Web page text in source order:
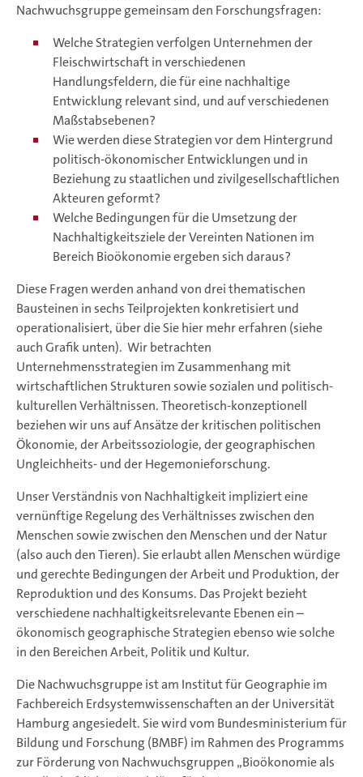
Nachwuchsgruppe gemeinsam den Forschungsfragen:
Welche Strategien verfolgen Unternehmen der
Fleischwirtschaft in verschiedenen
Handlungsfeldern, die für eine nachhaltige
Entwicklung relevant sind, und auf verschiedenen
Maßstabsebenen?
Wie werden diese Strategien vor dem Hintergrund
politisch-ökonomischer Entwicklungen und in
Beziehung zu staatlichen und zivilgesellschaftlichen
Akteuren geformt?
Welche Bedingungen für die Umsetzung der
Nachhaltigkeitsziele der Vereinten Nationen im
Bereich Bioökonomie ergeben sich daraus?
Diese Fragen werden anhand von drei thematischen
Bausteinen in sechs Teilprojekten konkretisiert und
operationalisiert, über die Sie hier mehr erfahren (siehe
auch Grafik unten). Wir betrachten
Unternehmensstrategien im Zusammenhang mit
wirtschaftlichen Strukturen sowie sozialen und politisch-
kulturellen Verhältnissen. Theoretisch-konzeptionell
beziehen wir uns auf Ansätze der kritischen politischen
Ökonomie, der Arbeitssoziologie, der geographischen
Ungleichheits- und der Hegemonieforschung.
Unser Verständnis von Nachhaltigkeit impliziert eine
vernünftige Regelung des Verhältnisses zwischen den
Menschen sowie zwischen den Menschen und der Natur
(also auch den Tieren). Sie erlaubt allen Menschen würdige
und gerechte Bedingungen der Arbeit und Produktion, der
Reproduktion und des Konsums. Das Projekt bezieht
verschiedene nachhaltigkeitsrelevante Ebenen ein –
ökonomisch geographische Strategien ebenso wie solche
in den Bereichen Arbeit, Politik und Kultur.
Die Nachwuchsgruppe ist am Institut für Geographie im
Fachbereich Erdsystemwissenschaften an der Universität
Hamburg angesiedelt. Sie wird vom Bundesministerium für
Bildung und Forschung (BMBF) im Rahmen des Programms
zur Förderung von Nachwuchsgruppen „Bioökonomie als